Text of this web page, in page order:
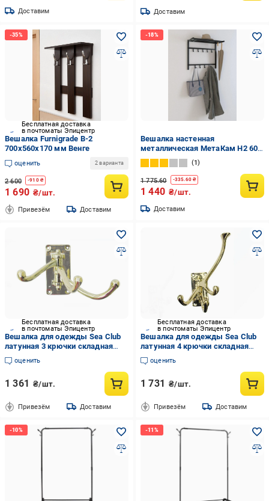
Доставим Доставим
Бесплатная доставка
в почтоматы Эпицентр
Вешалка Furnigrade В-2
700х560х170 мм Венге
оценить 2 варианта
2 600 -910₴
1 690 ₴/шт.
Привезём Доставим
Вешалка настенная
металлическая МетаКам Н2 60
см Черный (11393476)
1
1 775.60 -335.60₴
1 440 ₴/шт.
Доставим
Бесплатная доставка
в почтоматы Эпицентр
Вешалка для одежды Sea Club
латунная 3 крючки складная
(1131.V)
оценить
1 361 ₴/шт.
Привезём Доставим
Бесплатная доставка
в почтоматы Эпицентр
Вешалка для одежды Sea Club
латунная 4 крючки складная
(1130.V)
оценить
1 731 ₴/шт.
Привезём Доставим